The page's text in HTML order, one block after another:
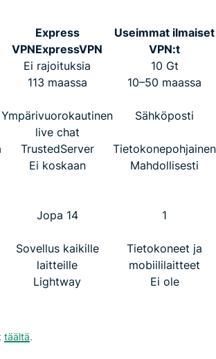
Express
VPNExpressVPN
Useimmat ilmaiset
VPN:t
Ei rajoituksia
10 Gt
113 maassa 10–50 maassa
Ympärivuorokautinen
live chat
Sähköposti
TrustedServer
Tietokonepohjainen
Ei koskaan Mahdollisesti
Jopa 14 1
Sovellus kaikille
laitteille
Tietokoneet ja
mobiililaitteet
Lightway Ei ole
täältä.